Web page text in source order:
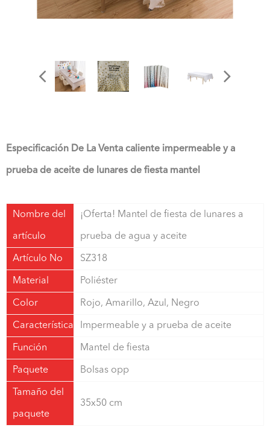
Especificación De La Venta caliente impermeable y a
prueba de aceite de lunares de fiesta mantel
Nombre del
artículo
¡Oferta! Mantel de fiesta de lunares a
prueba de agua y aceite
Artículo No SZ318
Material Poliéster
Color Rojo, Amarillo, Azul, Negro
Característica Impermeable y a prueba de aceite
Función Mantel de fiesta
Paquete Bolsas opp
Tamaño del
paquete
35x50 cm